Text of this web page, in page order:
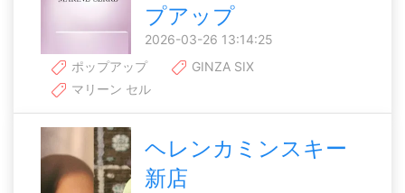
プアップ
2026-03-26 13:14:25
ポップアップ
GINZA SIX
マリーン セル
ヘレンカミンスキー
新店